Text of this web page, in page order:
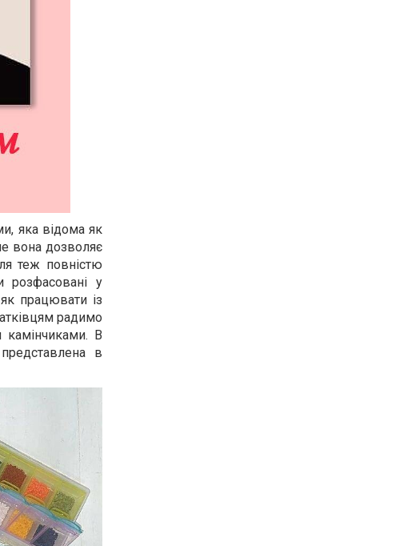
яка відома як
вона дозволяє
теж повністю
розфасовані у
працювати із
радимо
камінчиками. В
в